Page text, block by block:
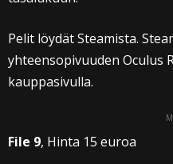
Pelit löydät Steamista.
yhteensopivuuden Oculus
kauppasivulla.
File 9, Hinta 15 euroa